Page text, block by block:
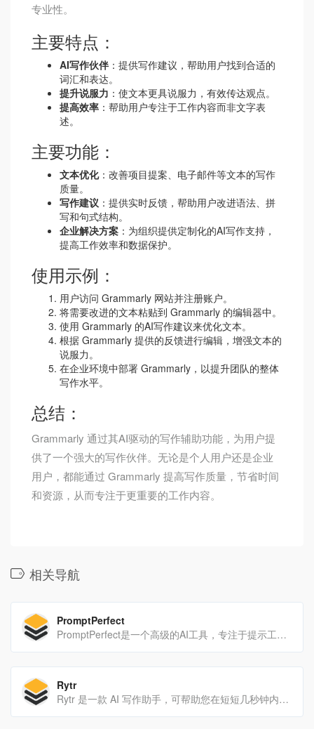
专业性。
主要特点：
AI写作伙伴 ：提供写作建议，帮助用户找到合适的
词汇和表达。
提升说服力 ：使文本更具说服力，有效传达观点。
提高效率 ：帮助用户专注于工作内容而非文字表
述。
主要功能：
文本优化：改善项目提案、电子邮件等文本的写作
质量。
写作建议 ：提供实时反馈，帮助用户改进语法、拼
写和句式结构。
企业解决方案 ：为组织提供定制化的AI写作支持，
提高工作效率和数据保护。
使用示例：
用户访问 Grammarly 网站并注册账户。
将需要改进的文本粘贴到 Grammarly 的编辑器中。
使用 Grammarly 的AI写作建议来优化文本。
根据 Grammarly 提供的反馈进行编辑，增强文本的
说服力。
在企业环境中部署 Grammarly，以提升团队的整体
写作水平。
总结：
Grammarly 通过其AI驱动的写作辅助功能，为用户提
供了一个强大的写作伙伴。无论是个人用户还是企业
用户，都能通过 Grammarly 提高写作质量，节省时间
和资源，从而专注于更重要的工作内容。
相关导航
PromptPerfect
PromptPerfect是一个高级的AI工具，专注于提示工程、优化和生成。它通过提供强大的提示生成和优化功能，帮助用户在关键场景中提升性能。
Rytr
Rytr 是一款 AI 写作助手，可帮助您在短短几秒钟内以极低的成本创建高质量的内容！